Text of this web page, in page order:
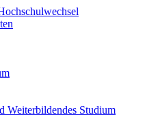
Weiterbildendes Studium